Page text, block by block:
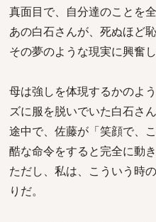
真面目で、自分達のことを
あの白石さんが、死ぬほど
その夢のような現実に興奮し
母は強しを体現するかのよ
ズに服を脱いでいた白石さん
途中で、佐藤が「笑顔で、
酷な命令をすると完全に動
ただし、私は、こういう時
りだ。